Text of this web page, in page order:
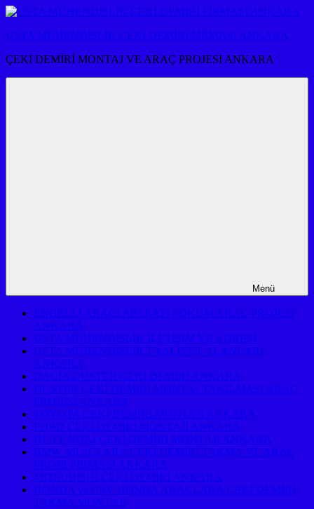
İçeriğe
USTA MÜHENDİSLİK ÇEKİ DEMİRİ FİRMASI ANKARA
ÇEKİ DEMİRİ MONTAJ VE ARAÇ PROJESİ ANKARA
Menü
ENGELLİ ARACI APARATI SÖKÜM ARAÇ PROJESİ
ANKARA
USTA MÜHENDİSLİK İLETİŞİM VE ADRESİ
USTA MÜHENDİSLİK FAALİYET ALANLARI
ANKARA
DACİA DUSTER ÇEKİ DEMİRİ ANKARA
DUSTER ÇEKİ DEMİRİ MONTAJ TAKILMASI ARAÇ
PROJESİ ANKARA
TOYOTA ÇEKİ DEMİRİ MONTAJI ANKARA
FORD ÇEKİ DEMİRİ MONTAJI ANKARA
HUYUNDAİ ÇEKİ DEMİRİ MONTAJI ANKARA
BMW ARAÇLARA ÇEKİ DEMİRİ TAKMA VE ARAÇ
PROJE FİRMASI ANKARA
MITSUBISHI ÇEKİ DEMİRİ ANKARA
HONDA ve CRV HONDA ARAÇLARA ÇEKİ DEMİRİ
TAKMA MONTAJI